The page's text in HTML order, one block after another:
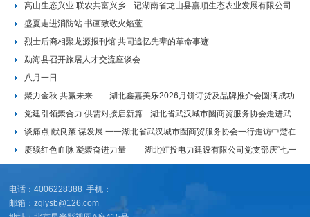
高山生态兴业 联农共富兴乡 --记湖南省龙山县嘉顺生态农业发展有限公司
盛夏走进消防站 书画致敬火焰蓝
烈士后裔相聚龙源报刊馆 共同追忆先辈的革命事迹
勐海县召开旅居人才交流座谈会
八月一日
聚力金秋 共赢未来——湖北鑫嘉美乐2026月饼订货及品牌推介会圆满成功
党建引领聚合力 供需对接启新篇 --湖北省武汉城市圈商贸服务协会走进武钢开展产业供需对接活动
电话：4006228388 手机：
邮箱：zglysb@126.com